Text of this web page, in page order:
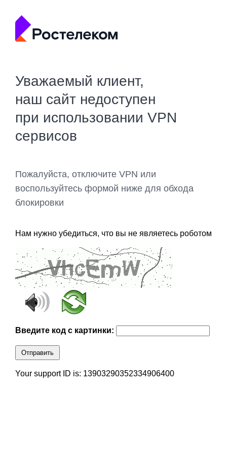
Уважаемый клиент,
наш сайт недоступен
при использовании VPN
сервисов
Пожалуйста, отключите VPN или
воспользуйтесь формой ниже для обхода
блокировки
Нам нужно убедиться, что вы не являетесь роботом
Введите код с картинки:
Отправить
Your support ID is: 13903290352334906400